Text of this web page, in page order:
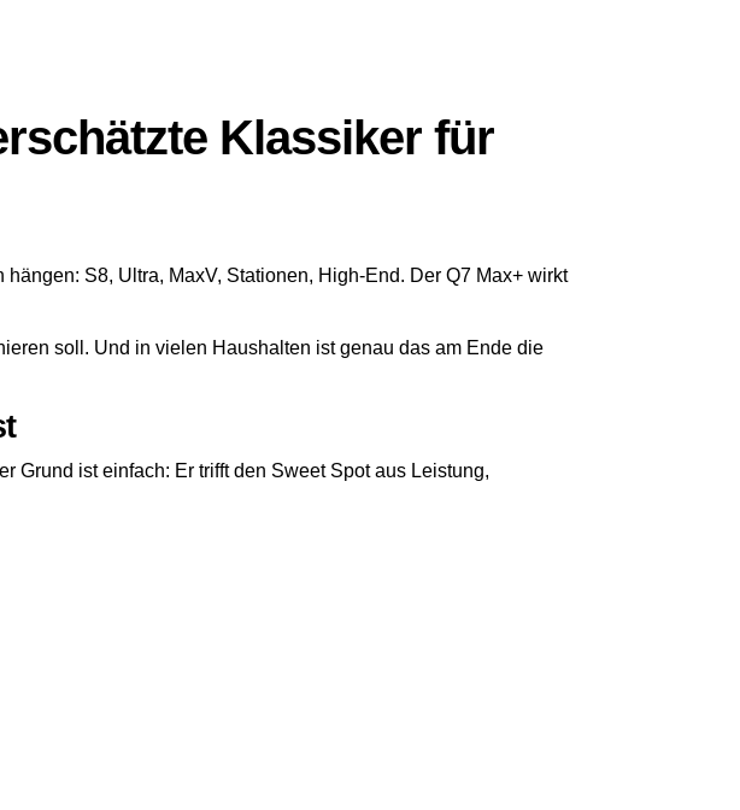
Klassiker für
S8, Ultra, MaxV, Stationen, High-End. Der Q7 Max+ wirkt
soll. Und in vielen Haushalten ist genau das am Ende die
Grund ist einfach: Er trifft den Sweet Spot aus Leistung,